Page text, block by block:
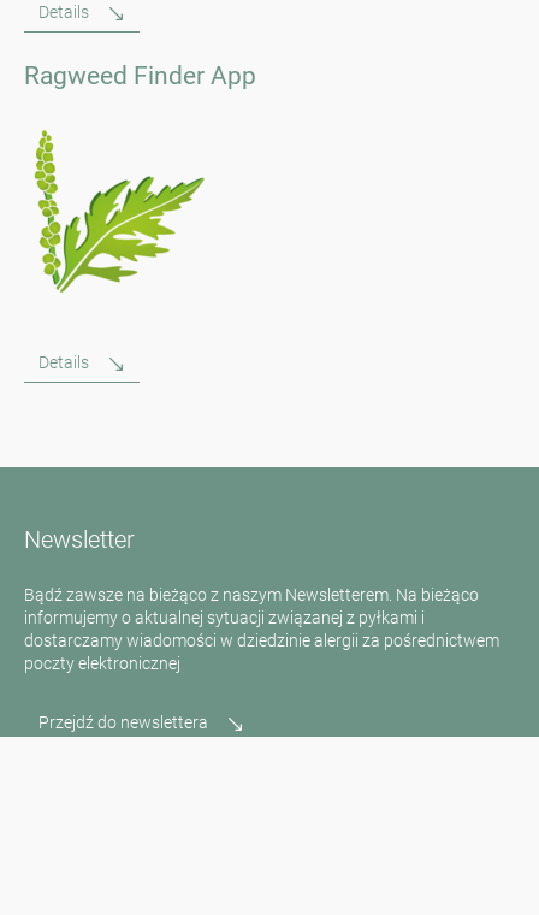
Details
Ragweed Finder App
Details
Newsletter
Bądź zawsze na bieżąco z naszym Newsletterem. Na bieżąco
informujemy o aktualnej sytuacji związanej z pyłkami i
dostarczamy wiadomości w dziedzinie alergii za pośrednictwem
poczty elektronicznej
Przejdź do newslettera